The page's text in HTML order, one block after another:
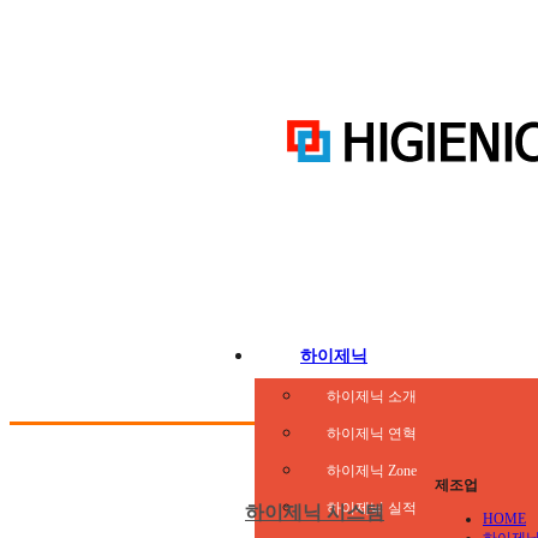
하이제닉
하이제닉 소개
하이제닉 연혁
하이제닉 Zone
하이제닉 실적
하이제닉 시스템
제조업
HOME